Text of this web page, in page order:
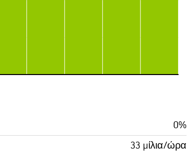
0%
33 μίλια/ώρα